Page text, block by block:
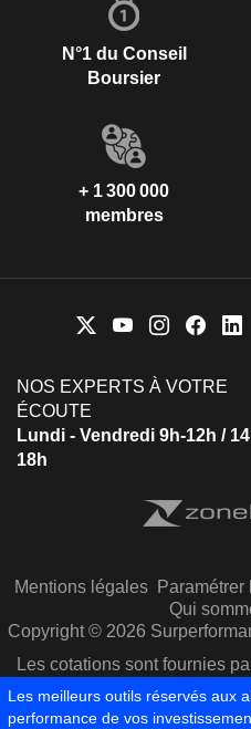
N°1 du Conseil
Boursier
+ 1 300 000
membres
NOS EXPERTS À VOTRE
ÉCOUTE
Lundi - Vendredi 9h-12h /
18h
Mentions légales Paramétrer
Qui
Copyright © 2026
Les cotations sont fournies
Les meilleurs outils réservés aux
performance de vos